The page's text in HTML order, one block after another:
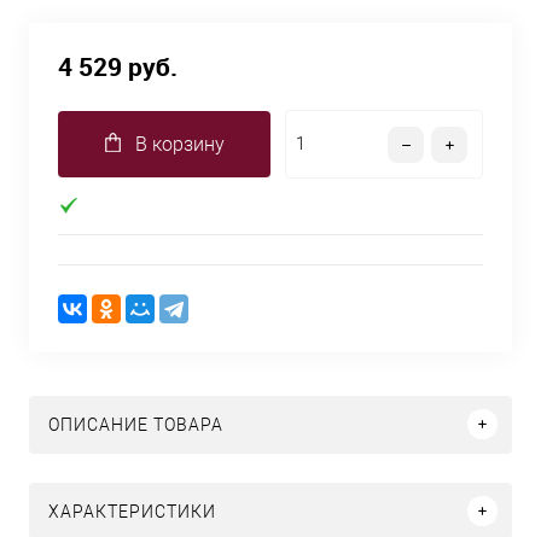
4 529 руб.
В корзину
ОПИСАНИЕ ТОВАРА
ХАРАКТЕРИСТИКИ